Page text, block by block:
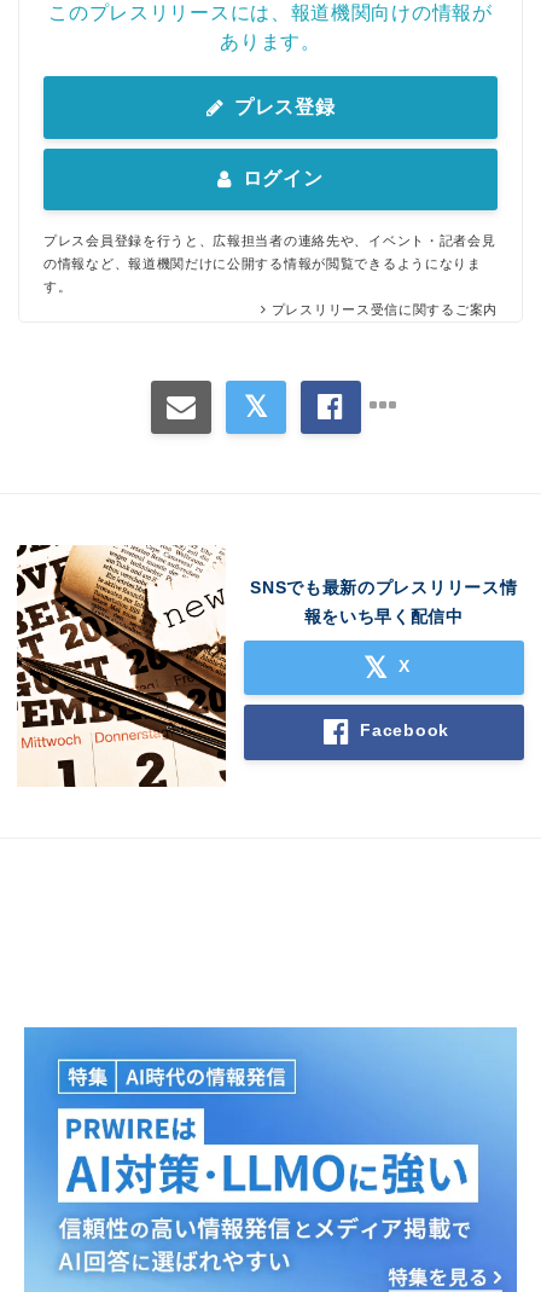
このプレスリリースには、報道機関向けの情報が
あります。
プレス登録
ログイン
プレス会員登録を行うと、広報担当者の連絡先や、イベント・記者会見
の情報など、報道機関だけに公開する情報が閲覧できるようになりま
す。
プレスリリース受信に関するご案内
SNSでも最新のプレスリリース情
報をいち早く配信中
X
Facebook
Japanese